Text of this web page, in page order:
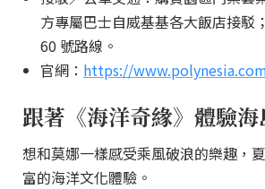
方專屬巴士自威基基各大飯店接駁
60 號路線。
官網： https://
跟著《海洋奇緣》體驗
想和莫娜一樣感受乘風破浪的樂趣，
富的海洋文化體驗。